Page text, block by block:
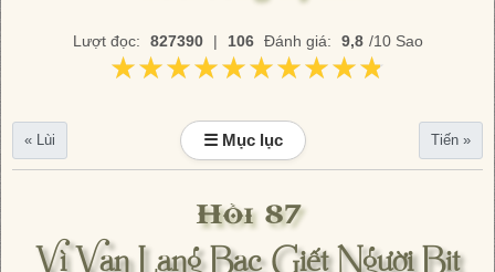
Lượt đọc: 827390 | 106 Đánh giá: 9,8 /10 Sao
★★★★★★★★★★
★★★★★★★★★★
« Lùi ☰ Mục lục Tiến »
Hồi 87